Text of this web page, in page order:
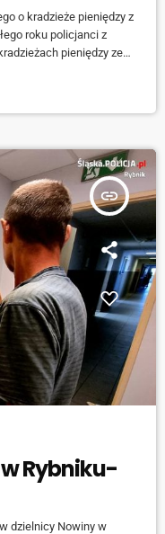
o kradzieże pieniędzy z
roku policjanci z
pieniędzy ze
sprawą zajęli się
insert_link
w Rybniku-
dzielnicy Nowiny w